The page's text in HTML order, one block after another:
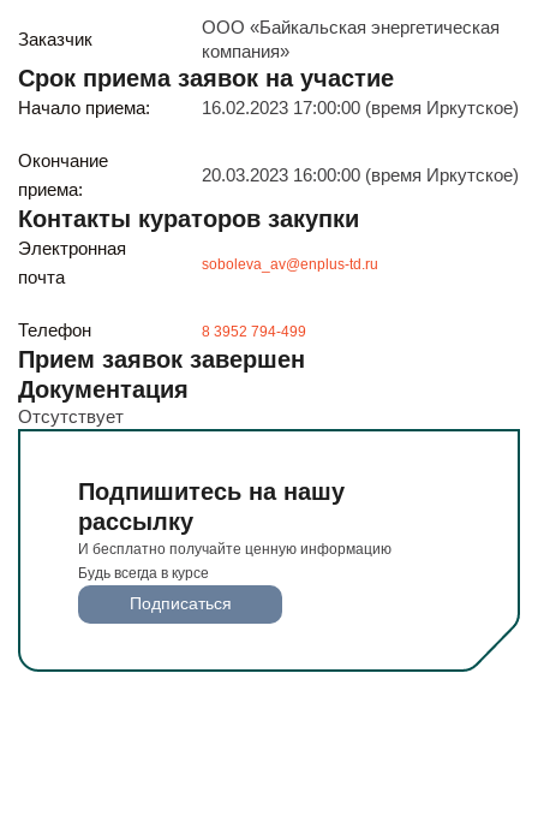
с 8:00 до 17:15
Перерыв на обед с 12 до 13 часов
И бесплатно получайте ценную информацию
Подписаться
Заказчик
ООО «Байкальская энергетическая
компания»
Срок приема заявок на участие
Начало приема: 16.02.2023 17:00:00 (время Иркутское)
Окончание
приема:
20.03.2023 16:00:00 (время Иркутское)
Контакты кураторов закупки
Электронная
почта
soboleva_av@enplus-td.ru
Телефон 8 3952 794-499
Прием заявок завершен
Документация
Отсутствует
Подпишитесь на нашу
рассылку
И бесплатно получайте ценную информацию
Будь всегда в курсе
Подписаться